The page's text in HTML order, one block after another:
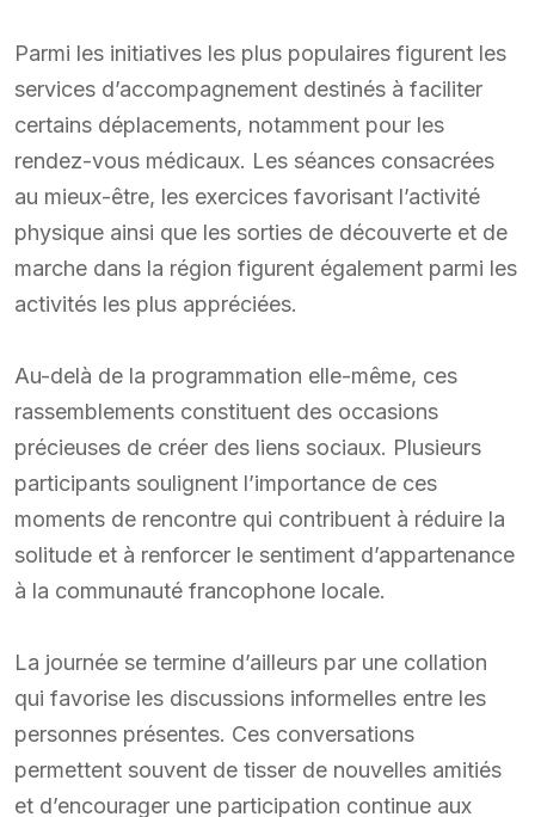
Parmi les initiatives les plus populaires figurent les
services d’accompagnement destinés à faciliter
certains déplacements, notamment pour les
rendez-vous médicaux. Les séances consacrées
au mieux-être, les exercices favorisant l’activité
physique ainsi que les sorties de découverte et de
marche dans la région figurent également parmi les
activités les plus appréciées.
Au-delà de la programmation elle-même, ces
rassemblements constituent des occasions
précieuses de créer des liens sociaux. Plusieurs
participants soulignent l’importance de ces
moments de rencontre qui contribuent à réduire la
solitude et à renforcer le sentiment d’appartenance
à la communauté francophone locale.
La journée se termine d’ailleurs par une collation
qui favorise les discussions informelles entre les
personnes présentes. Ces conversations
permettent souvent de tisser de nouvelles amitiés
et d’encourager une participation continue aux